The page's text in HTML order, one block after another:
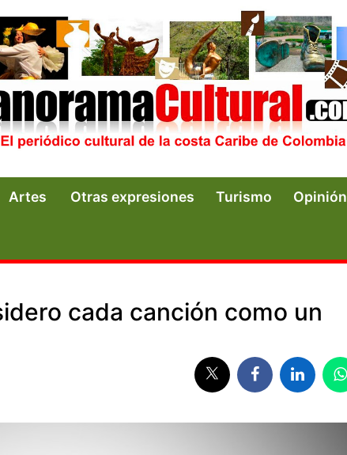
Artes Otras expresiones Turismo Opinión
cada canción como un